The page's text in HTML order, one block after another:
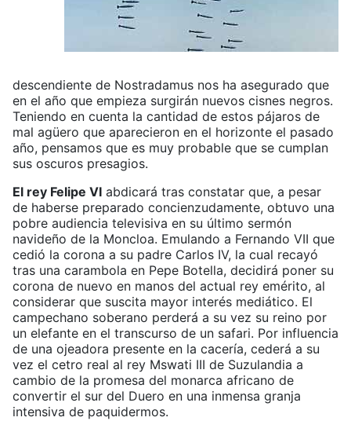
descendiente de Nostradamus nos ha asegurado que
en el año que empieza surgirán nuevos cisnes negros.
Teniendo en cuenta la cantidad de estos pájaros de
mal agüero que aparecieron en el horizonte el pasado
año, pensamos que es muy probable que se cumplan
sus oscuros presagios.
El rey Felipe VI abdicará tras constatar que, a pesar
de haberse preparado concienzudamente, obtuvo una
pobre audiencia televisiva en su último sermón
navideño de la Moncloa. Emulando a Fernando VII que
cedió la corona a su padre Carlos IV, la cual recayó
tras una carambola en Pepe Botella, decidirá poner su
corona de nuevo en manos del actual rey emérito, al
considerar que suscita mayor interés mediático. El
campechano soberano perderá a su vez su reino por
un elefante en el transcurso de un safari. Por influencia
de una ojeadora presente en la cacería, cederá a su
vez el cetro real al rey Mswati III de Suzulandia a
cambio de la promesa del monarca africano de
convertir el sur del Duero en una inmensa granja
intensiva de paquidermos.